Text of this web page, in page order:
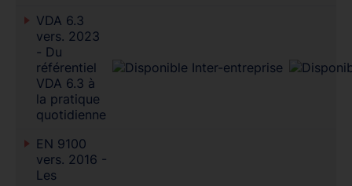
VDA 6.3
vers. 2023
- Du
référentiel
VDA 6.3 à
la pratique
quotidienne
EN 9100
vers. 2016 -
Les